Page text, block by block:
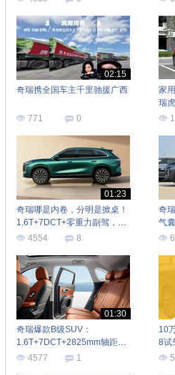
02:15
奇瑞携全国车主千里驰援广西
771 0
家
瑞
01:23
奇瑞哪是内卷，分明是掀桌！
1.6T+7DCT+零重力副驾，不
足10万起
4554 8
奇
气
万起
01:30
奇瑞爆款B级SUV：
1.6T+7DCT+2825mm轴距，
卖9.99万起！
4577 1
10
8试